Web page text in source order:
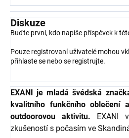
Diskuze
Buďte první, kdo napíše příspěvek k
Pouze registrovaní uživatelé mohou
přihlaste se nebo se registrujte.
EXANI je mladá švédská
kvalitního funkčního oblečení
outdoorovou aktivitu. EXANI
zkušeností s počasím ve